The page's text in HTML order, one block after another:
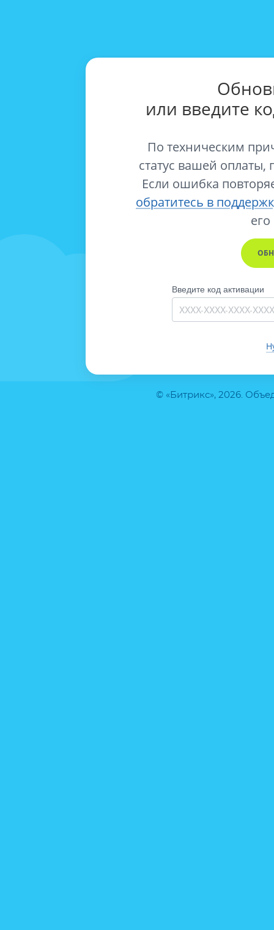
© «Битрикс», 2026.
или введите
По техническим
статус вашей оплаты,
Если ошибка
обратитесь в
его
Введите код активации